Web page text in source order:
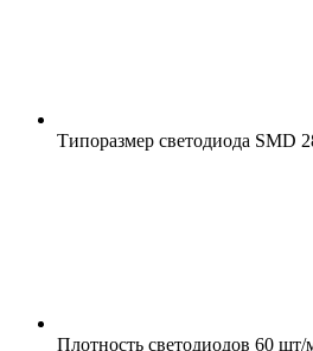
Типоразмер светодиода SMD
Плотность светодиодов 60 шт/